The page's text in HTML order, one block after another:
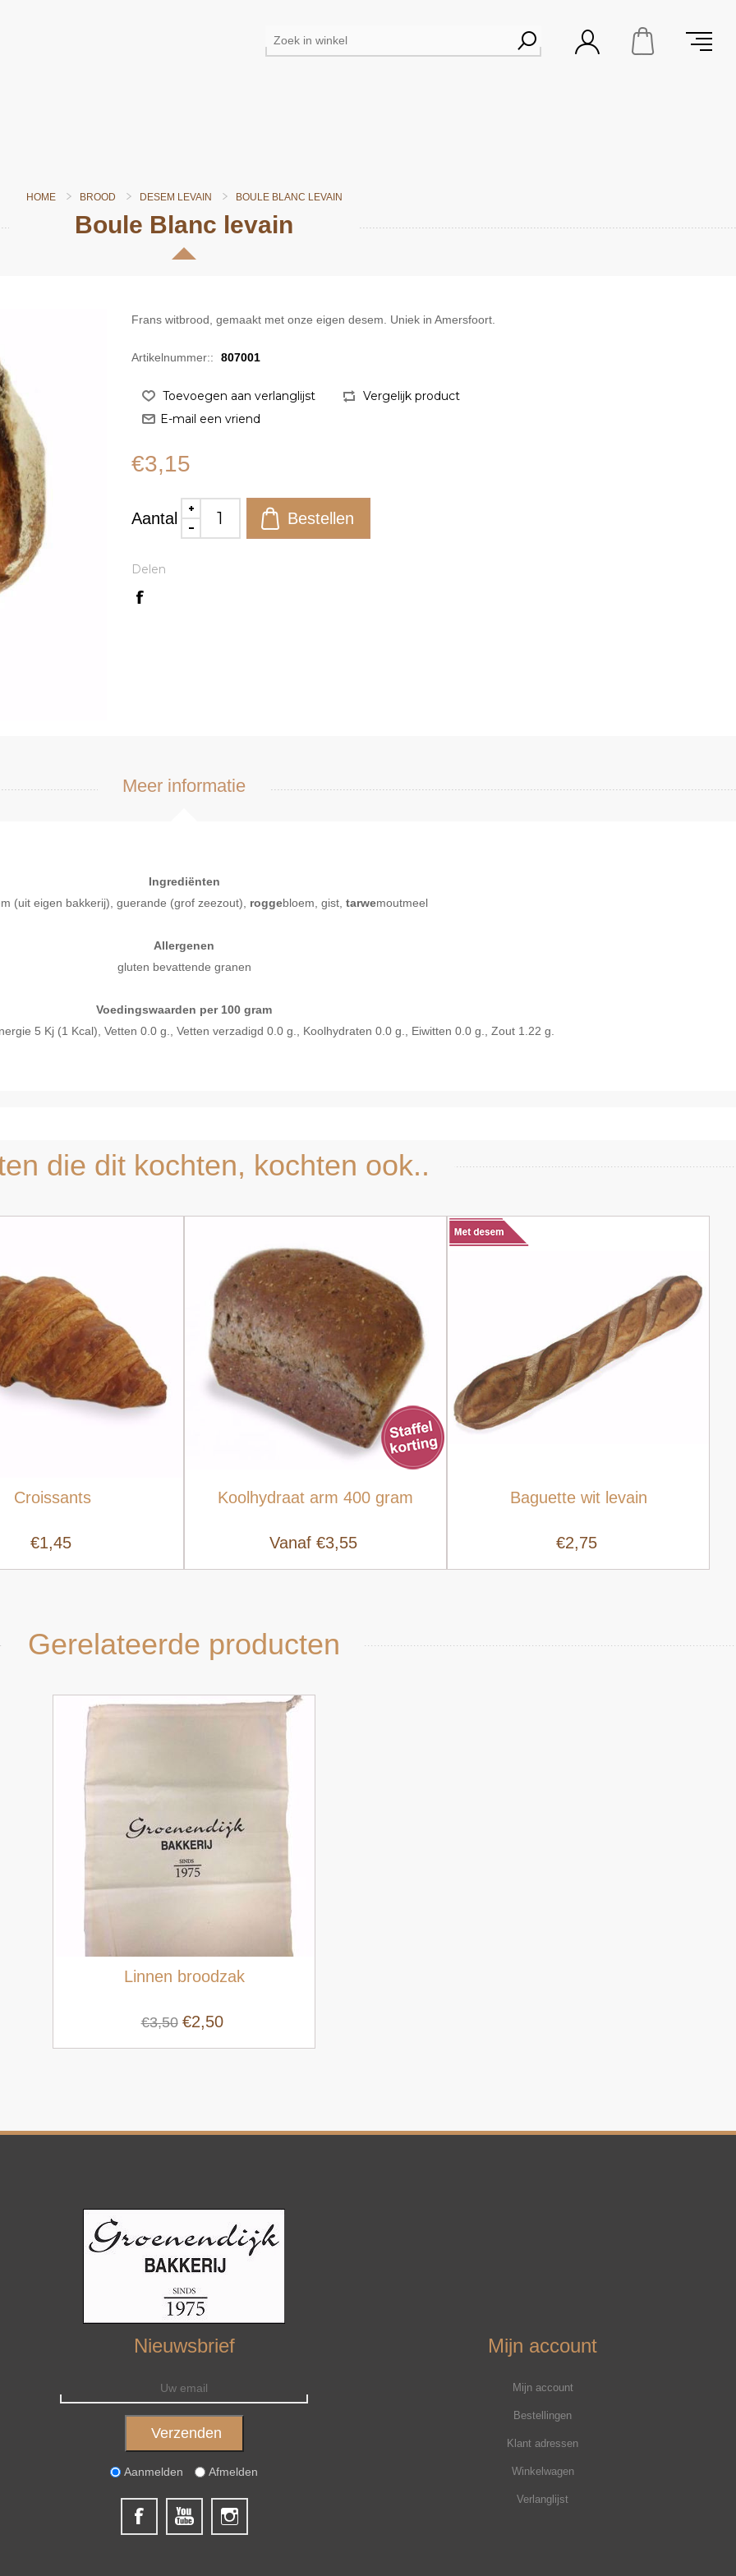
HOME BROOD DESEM LEVAIN BOULE BLANC LEVAIN
Boule Blanc levain
Frans witbrood, gemaakt met onze eigen desem. Uniek in Amersfoort.
Artikelnummer:: 807001
€3,15
Aantal
Delen
Meer informatie
Ingrediënten
(uit eigen bakkerij), guerande (grof zeezout), roggebloem, gist, tarwemoutmeel
Allergenen
gluten bevattende granen
Voedingswaarden per 100 gram
5 Kj (1 Kcal), Vetten 0.0 g., Vetten verzadigd 0.0 g., Koolhydraten 0.0 g., Eiwitten 0.0 g., Zout 1.22 g.
die dit kochten, kochten ook..
Croissants
€1,45
bekijken
Koolhydraat arm 400 gram
Vanaf €3,55
Snel bekijken
Baguette wit levain
€2,75
Snel bekijken
Gerelateerde producten
Linnen broodzak
€3,50 €2,50
Nieuwsbrief
Aanmelden Afmelden
Mijn account
Mijn account
Bestellingen
Klant adressen
Winkelwagen
Verlanglijst